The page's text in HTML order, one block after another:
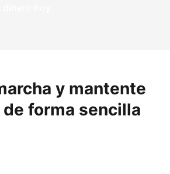
dinero hoy
y mantente
forma sencilla